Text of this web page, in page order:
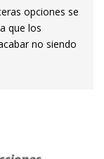
opciones se
que los
no siendo